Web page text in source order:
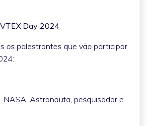
Day 2024
os palestrantes que vão participar
NASA, Astronauta, pesquisador e